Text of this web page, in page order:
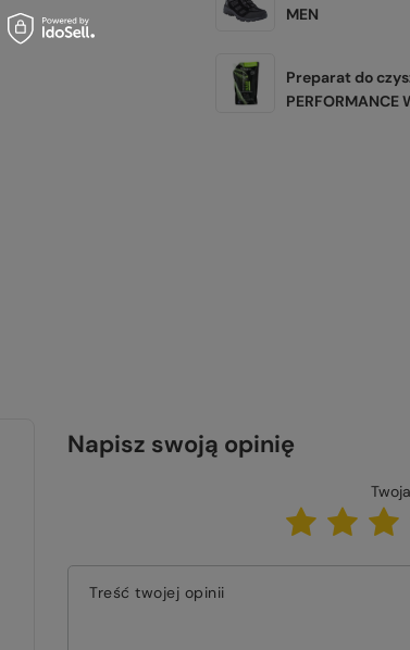
MEN
Preparat do
PERFORMANCE
Napisz swoją opinię
Treść twojej opinii